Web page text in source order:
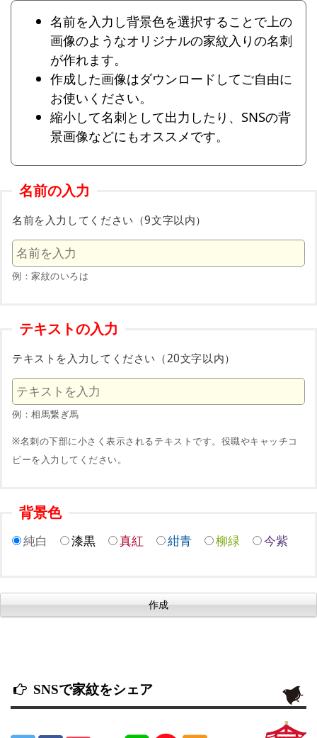
名前を入力し背景色を選択することで上の
画像のようなオリジナルの家紋入りの名刺
が作れます。
作成した画像はダウンロードしてご自由に
お使いください。
縮小して名刺として出力したり、SNSの背
景画像などにもオススメです。
名前の入力
名前を入力してください（9文字以内）
例：家紋のいろは
テキストの入力
テキストを入力してください（20文字以内）
例：相馬繋ぎ馬
※名刺の下部に小さく表示されるテキストです。役職やキャッチコ
ピーを入力してください。
背景色
純白 漆黒 真紅 紺青 柳緑 今紫
SNSで家紋をシェア